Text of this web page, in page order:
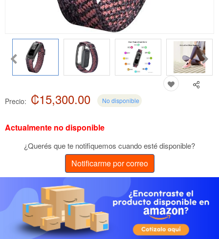
Precio: ₡15,300.00 No disponible
Actualmente no disponible
¿Querés que te notifiquemos cuando esté disponible?
Notificarme por correo